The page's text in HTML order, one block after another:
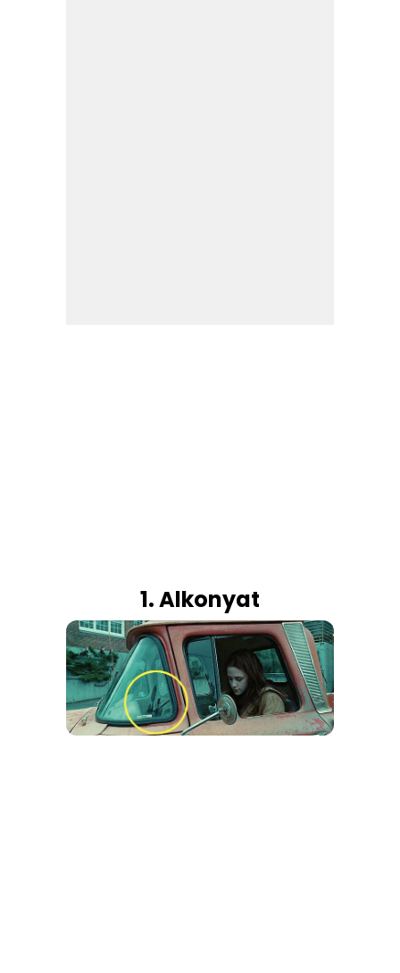
1. Alkonyat